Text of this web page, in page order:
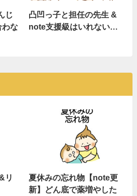
じ
わな
凸凹っ子と担任の先生 &
note支援級はいれない…
リ
夏休みの忘れ物【note更
新】どん底で薬増やした